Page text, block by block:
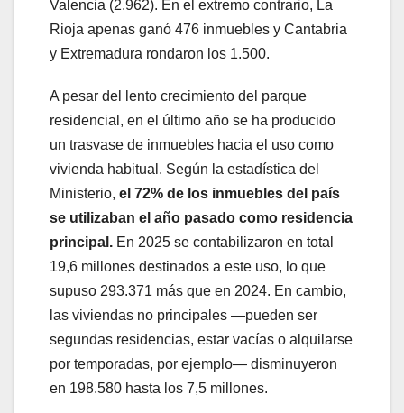
Valencia (2.962). En el extremo contrario, La
Rioja apenas ganó 476 inmuebles y Cantabria
y Extremadura rondaron los 1.500.
A pesar del lento crecimiento del parque
residencial, en el último año se ha producido
un trasvase de inmuebles hacia el uso como
vivienda habitual. Según la estadística del
Ministerio, el 72% de los inmuebles del país
se utilizaban el año pasado como residencia
principal. En 2025 se contabilizaron en total
19,6 millones destinados a este uso, lo que
supuso 293.371 más que en 2024. En cambio,
las viviendas no principales —pueden ser
segundas residencias, estar vacías o alquilarse
por temporadas, por ejemplo— disminuyeron
en 198.580 hasta los 7,5 millones.